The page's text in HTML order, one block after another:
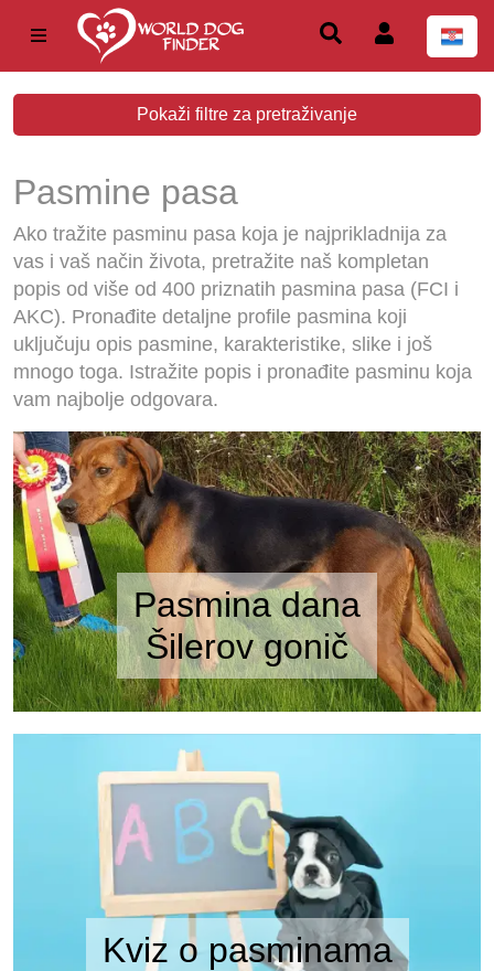
Pokaži filtre za pretraživanje
Pasmine pasa
Ako tražite pasminu pasa koja je najprikladnija za
vas i vaš način života, pretražite naš kompletan
popis od više od 400 priznatih pasmina pasa (FCI i
AKC). Pronađite detaljne profile pasmina koji
uključuju opis pasmine, karakteristike, slike i još
mnogo toga. Istražite popis i pronađite pasminu koja
vam najbolje odgovara.
Pasmina dana
Šilerov gonič
Kviz o pasminama